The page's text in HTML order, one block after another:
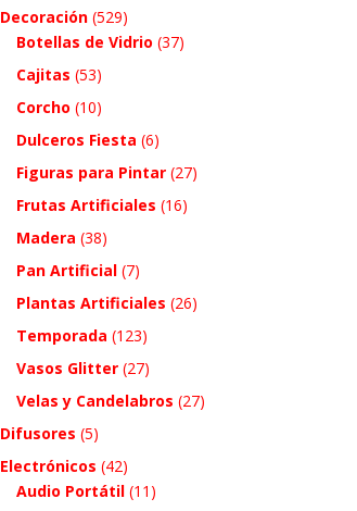
Decoración (529)
Botellas de Vidrio (37)
Cajitas (53)
Corcho (10)
Dulceros Fiesta (6)
Figuras para Pintar (27)
Frutas Artificiales (16)
Madera (38)
Pan Artificial (7)
Plantas Artificiales (26)
Temporada (123)
Vasos Glitter (27)
Velas y Candelabros (27)
Difusores (5)
Electrónicos (42)
Audio Portátil (11)